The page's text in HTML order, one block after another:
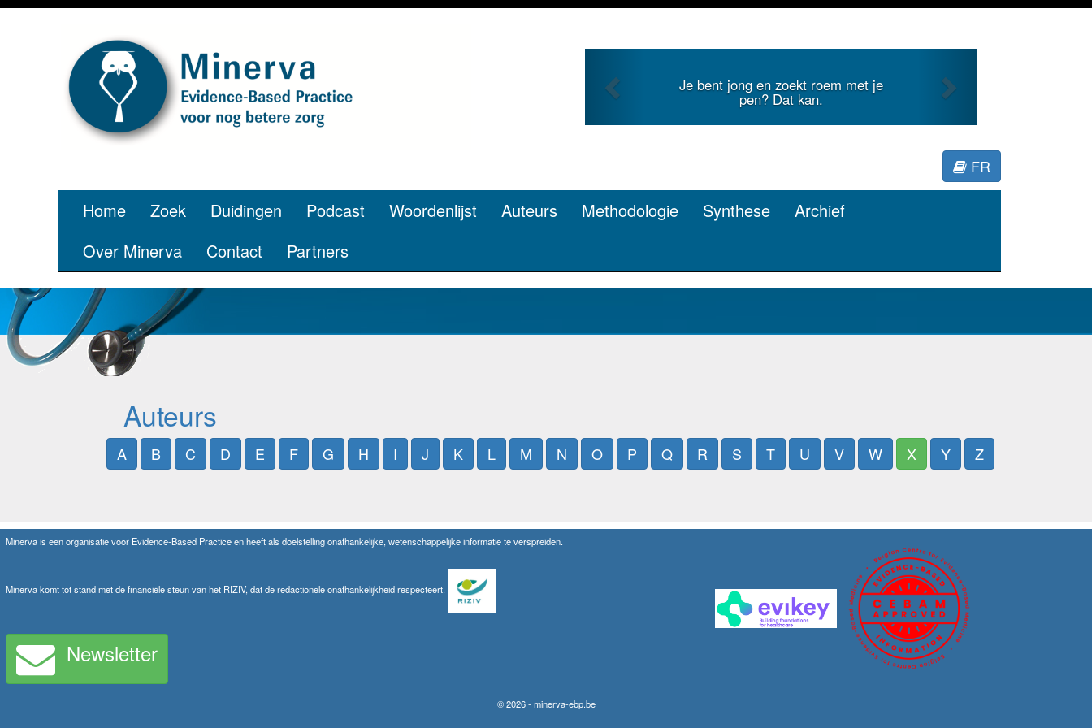
Je bent jong en zoekt roem met je
pen? Dat kan.
FR
Home Zoek Duidingen Podcast Woordenlijst Auteurs Methodologie Synthese
Archief
Over Minerva
Contact Partners
Auteurs
A B C D E F G H I J K L M N O P Q R S T U V W X Y Z
Minerva is een organisatie voor Evidence-Based Practice en heeft als doelstelling onafhankelijke, wetenschappelijke informatie te verspreiden.
Minerva komt tot stand met de financiële steun van het RIZIV, dat de redactionele onafhankelijkheid respecteert.
Newsletter
© 2026 - minerva-ebp.be